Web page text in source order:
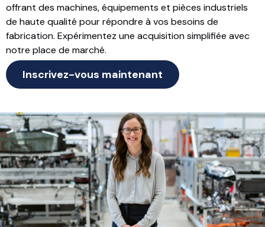
offrant des machines, équipements et pièces industriels
de haute qualité pour répondre à vos besoins de
fabrication. Expérimentez une acquisition simplifiée avec
notre place de marché.
Inscrivez-vous maintenant